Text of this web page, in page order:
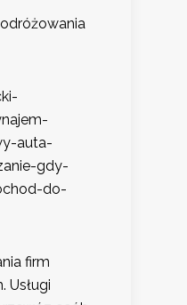
auta-
gdy-
do-
firm
Usługi